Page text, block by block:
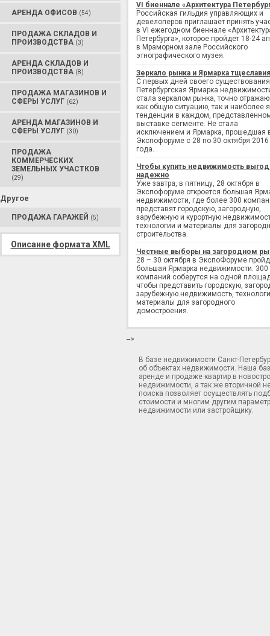
АРЕНДА ОФИСОВ (54)
ПРОДАЖА СКЛАДОВ И
ПРОИЗВОДСТВА (3)
АРЕНДА СКЛАДОВ И
ПРОИЗВОДСТВА (8)
ПРОДАЖА МАГАЗИНОВ И
СФЕРЫ УСЛУГ (62)
АРЕНДА МАГАЗИНОВ И
СФЕРЫ УСЛУГ (30)
ПРОДАЖА
КОММЕРЧЕСКИХ
ЗЕМЕЛЬНЫХ УЧАСТКОВ
(29)
Другое
ПРОДАЖА ГАРАЖЕЙ (5)
Описание формата XML
VI биеннале «Архитектура
Российская гильдия управляющих и
девелоперов приглашает принять
в VI ежегодном биеннале
Петербурга», которое пройдет 18-24
в Мраморном зале Российского
этнографического музея.
Зеркало рынка и Ярмарка тщеславия
С первых дней своего существования
Петербургская Ярмарка
стала зеркалом рынка, точно
как общую ситуацию, так и наиболее
тенденции в каждом,
выставке сегменте. Не стала
исключением и Ярмарка, прошедшая
Экспофоруме с 28 по 30 октября 2016
года.
Чтобы купить недвижимость
надежно
Уже завтра, в пятницу, 28 октября в
Экспофоруме откроется большая
недвижимости, где более 300
представят городскую, загородную,
зарубежную и курортную
технологии и материалы для
строительства.
Честные выборы на загородном
28 – 30 октября в ЭкспоФоруме
большая Ярмарка недвижимости. 300
компаний соберутся на одной
чтобы представить городскую,
зарубежную недвижимость,
материалы для загородного
домостроения.
-->
В базе недвижимости Санкт-
об объектах недвижимости. Наша
аренде и продаже квартир в
недвижимости, а так же вторичной
поиска позволяет осуществлять
стоимости и многим другим
недвижимости или застройщику.